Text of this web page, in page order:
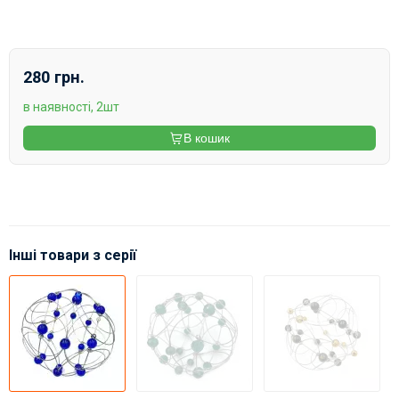
280 грн.
в наявності, 2шт
В кошик
Інші товари з серії